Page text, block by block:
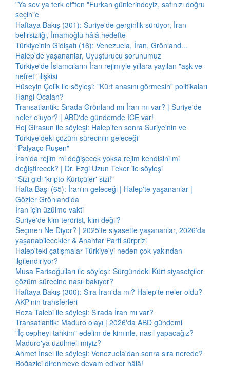
"Ya sev ya terk et"ten "Furkan günlerindeyiz, safınızı doğru
seçin"e
Haftaya Bakış (301): Suriye'de gerginlik sürüyor, İran
belirsizliği, İmamoğlu hâlâ hedefte
Türkiye'nin Gidişatı (16): Venezuela, İran, Grönland...
Halep'de yaşananlar, Uyuşturucu sorunumuz
Türkiye'de İslamcıların İran rejimiyle yıllara yayılan "aşk ve
nefret" ilişkisi
Hüseyin Çelik ile söyleşi: "Kürt anasını görmesin" politikaları
Hangi Öcalan?
Transatlantik: Sırada Grönland mı İran mı var? | Suriye'de
neler oluyor? | ABD'de gündemde ICE var!
Roj Girasun ile söyleşi: Halep'ten sonra Suriye'nin ve
Türkiye'deki çözüm sürecinin geleceği
"Palyaço Ruşen"
İran'da rejim mi değişecek yoksa rejim kendisini mi
değiştirecek? | Dr. Ezgi Uzun Teker ile söyleşi
"Sizi gidi 'kripto Kürtçüler' sizi!"
Hafta Başı (65): İran'ın geleceği | Halep'te yaşananlar |
Gözler Grönland'da
İran için üzülme vakti
Suriye'de kim terörist, kim değil?
Seçmen Ne Diyor? | 2025'te siyasette yaşananlar, 2026'da
yaşanabilecekler & Anahtar Parti sürprizi
Halep'teki çatışmalar Türkiye'yi neden çok yakından
ilgilendiriyor?
Musa Farisoğulları ile söyleşi: Sürgündeki Kürt siyasetçiler
çözüm sürecine nasıl bakıyor?
Haftaya Bakış (300): Sıra İran'da mı? Halep'te neler oldu?
AKP'nin transferleri
Reza Talebi ile söyleşi: Sırada İran mı var?
Transatlantik: Maduro olayı | 2026'da ABD gündemi
"İç cepheyi tahkim" edelim de kiminle, nasıl yapacağız?
Maduro'ya üzülmeli miyiz?
Ahmet İnsel ile söyleşi: Venezuela'dan sonra sıra nerede?
Boğaziçi direnmeye devam ediyor hâlâ!